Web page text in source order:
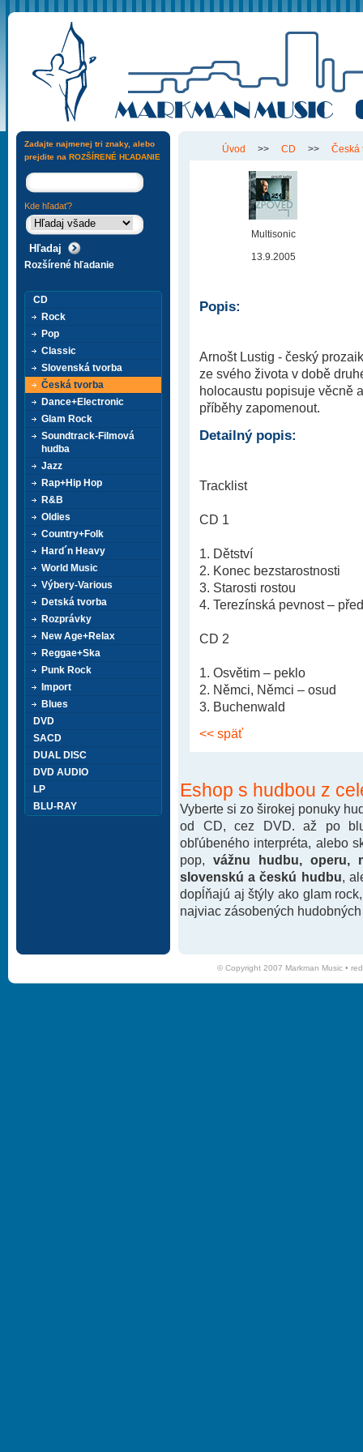
Úvod >> CD >> Česká
Multisonic
13.9.2005
Popis:
Arnošt Lustig - český
ze svého života v době
holocaustu popisuje věcně
příběhy zapomenout.
Detailný popis:
Tracklist
CD 1
1. Dětství
2. Konec bezstarostnosti
3. Starosti rostou
4. Terezínská pevnost –
CD 2
1. Osvětim – peklo
2. Němci, Němci – osud
3. Buchenwald
<< späť
Eshop s hudbou z
Vyberte si zo širokej ponuky
od CD, cez DVD. až po
obľúbeného interpréta, alebo
pop, vážnu hudbu, operu,
slovenskú a českú hudbu ,
dopĺňajú aj štýly ako glam
najviac zásobených
Zadajte najmenej tri znaky, alebo
prejdite na ROZŠÍRENÉ HĽADANIE
Kde hľadať?
Rozšírené hľadanie
CD
Rock
Pop
Classic
Slovenská tvorba
Česká tvorba
Dance+Electronic
Glam Rock
Soundtrack-Filmová
hudba
Jazz
Rap+Hip Hop
R&B
Oldies
Country+Folk
Hard´n Heavy
World Music
Výbery-Various
Detská tvorba
Rozprávky
New Age+Relax
Reggae+Ska
Punk Rock
Import
Blues
DVD
SACD
DUAL DISC
DVD AUDIO
LP
BLU-RAY
© Copyright 2007 Markman Music •